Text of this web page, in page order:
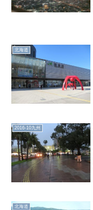
北海道
2016-10九州
北海道